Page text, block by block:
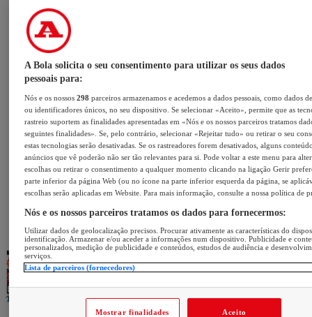
A Bola solicita o seu consentimento para utilizar os seus dados
pessoais para:
Nós e os nossos298 parceiros armazenamos e acedemos a dados pessoais, como dados
ou identificadores únicos, no seu dispositivo. Se selecionar «Aceito», permite que as
rastreio suportem as finalidades apresentadas em «Nós e os nossos parceiros tratamos
seguintes finalidades». Se, pelo contrário, selecionar «Rejeitar tudo» ou retirar o seu
estas tecnologias serão desativadas. Se os rastreadores forem desativados, alguns
anúncios que vê poderão não ser tão relevantes para si. Pode voltar a este menu para
escolhas ou retirar o consentimento a qualquer momento clicando na ligação Gerir
parte inferior da página Web (ou no ícone na parte inferior esquerda da página, se
escolhas serão aplicadas em Website. Para mais informação, consulte a nossa política de
Nós e os nossos parceiros tratamos os dados para fornecermos:
Utilizar dados de geolocalização precisos. Procurar ativamente as características do
identificação. Armazenar e/ou aceder a informações num dispositivo. Publicidade e
personalizados, medição de publicidade e conteúdos, estudos de audiência e
serviços.
Lista de parceiros (fornecedores)
Mostrar finalidades Aceito